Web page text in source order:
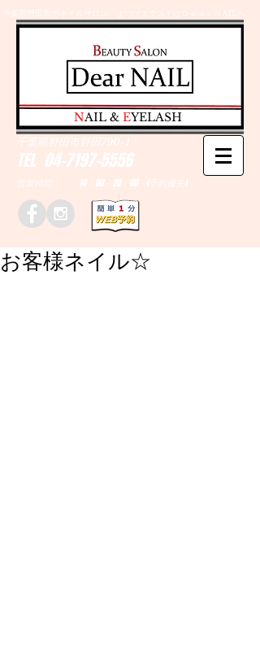
千葉県野田市のネイルサロン、まつげエクステはＤｅａｒＮAILへ
TEL 04-7197-5556
営業時間 10：00～20：00 (予約優先)
千葉県野田市野田790-1
​NAIL & EYELASH
お客様ネイル☆